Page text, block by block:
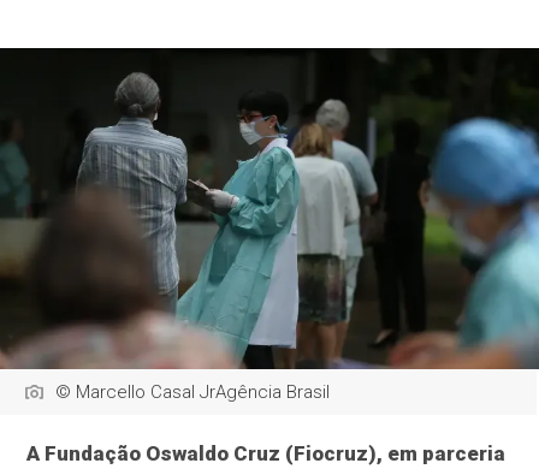
© Marcello Casal JrAgência Brasil
A Fundação Oswaldo Cruz (Fiocruz), em parceria